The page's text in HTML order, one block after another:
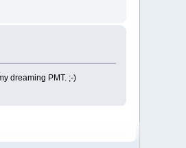
dreaming PMT. ;-)